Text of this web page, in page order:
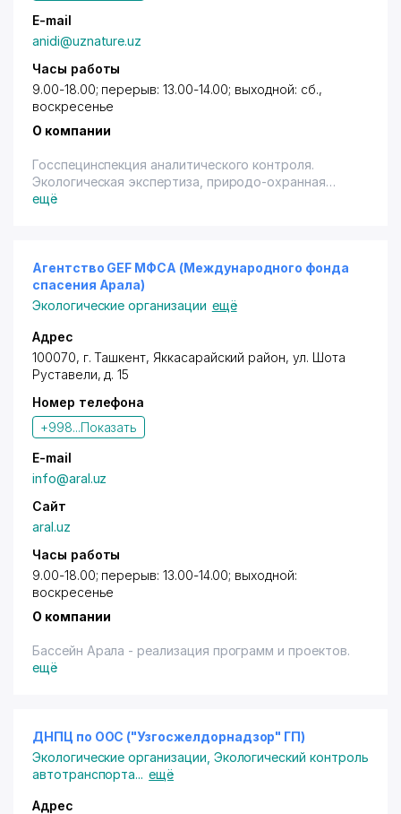
E-mail
anidi@uznature.uz
Часы работы
9.00-18.00; перерыв: 13.00-14.00; выходной: сб.,
воскресенье
О компании
Госспецинспекция аналитического контроля.
Экологическая экспертиза, природо-охранная
деятельность.
ещё
Агентство GEF МФСА (Международного фонда
спасения Арала)
Экологические организации ещё
Адрес
100070, г. Ташкент, Яккасарайский район, ул. Шота
Руставели, д. 15
Номер телефона
+998...Показать
E-mail
info@aral.uz
Сайт
aral.uz
Часы работы
9.00-18.00; перерыв: 13.00-14.00; выходной:
воскресенье
О компании
Бассейн Арала - реализация программ и проектов.
ещё
ДНПЦ по ООС ("Узгосжелдорнадзор" ГП)
Экологические организации Экологический контроль
автотранспорта... ещё
Адрес